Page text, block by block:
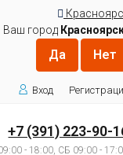
Ваш город
Вход
+7 (391) 223-90-
- 18:00, СБ 09:00 -